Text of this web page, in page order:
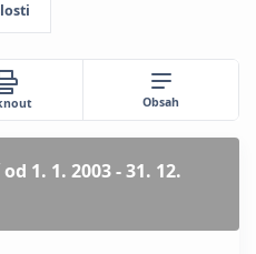
Obsah
od 1. 1. 2003 - 31. 12.